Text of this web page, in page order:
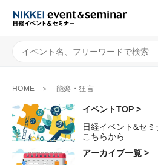
HOME 能楽・狂言
イベントTOP >
日経イベント&セ
こちらから
アーカイブ一覧 >